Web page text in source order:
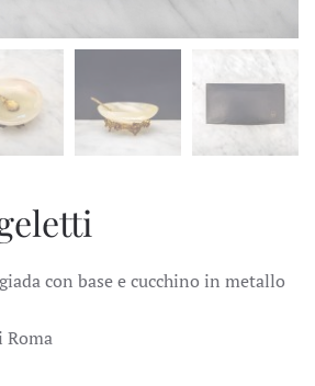
con base e cucchino in metallo